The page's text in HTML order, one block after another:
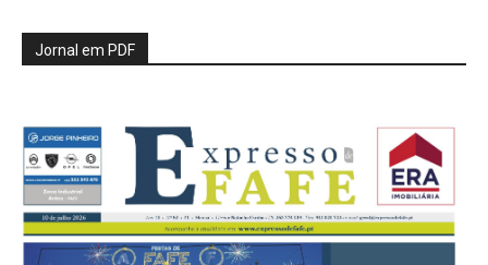
Jornal em PDF